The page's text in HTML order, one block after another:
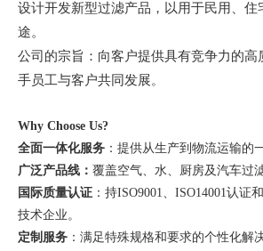
设计开发新型过滤产品，以用于民用、住
途。
公司的宗旨：向客户提供具有竞争力的高
手员工与客户共同发展。
Why Choose Us?
全面一体化服务 ：提供从生产到物流运输的
广泛产品线： 覆盖空气、水、厨房及汽车过
国际质量认证 ：持ISO9001、ISO14001认证
技术企业。
定制服务 ：满足特殊规格和要求的个性化解